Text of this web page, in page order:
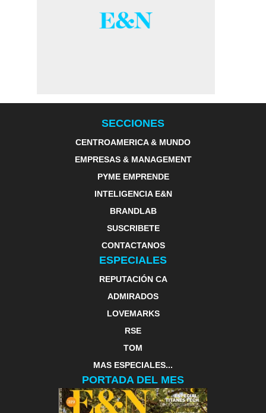
SECCIONES
CENTROAMERICA & MUNDO
EMPRESAS & MANAGEMENT
PYME EMPRENDE
INTELIGENCIA E&N
BRANDLAB
SUSCRIBETE
CONTACTANOS
ESPECIALES
REPUTACIÓN CA
ADMIRADOS
LOVEMARKS
RSE
TOM
MAS ESPECIALES...
PORTADA DEL MES